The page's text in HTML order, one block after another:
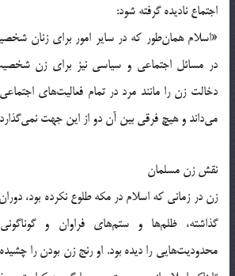
اجتماع نادیده گرفته شود:
«اسلام همان‌طور که در سایر امور برای زنان
در مسائل اجتماعی و سیاسی نیز برای زن
دخالت زن را مانند مرد در تمام فعالیت‌های
می‌داند و هیچ فرقی بین آن دو از این جهت
نقش زن مسلمان
زن در زمانی که اسلام در مکه طلوع نکرده بود،‌
گذاشته، ظلم‌ها و ستم‌های فراوان و
محدودیت‌هایی را دیده بود. او رنج زن بودن را